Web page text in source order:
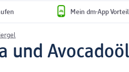
Mein dm-App
und